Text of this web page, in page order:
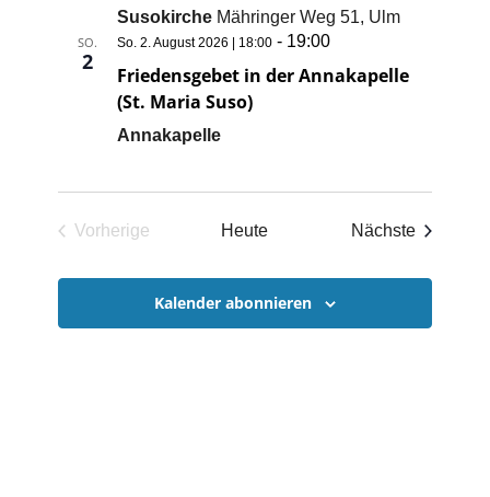
Susokirche Mähringer Weg 51, Ulm
SO.
2
So. 2. August 2026 | 18:00 - 19:00
Friedensgebet in der Annakapelle
(St. Maria Suso)
Annakapelle
Vorherige
Heute Nächste
Kalender abonnieren